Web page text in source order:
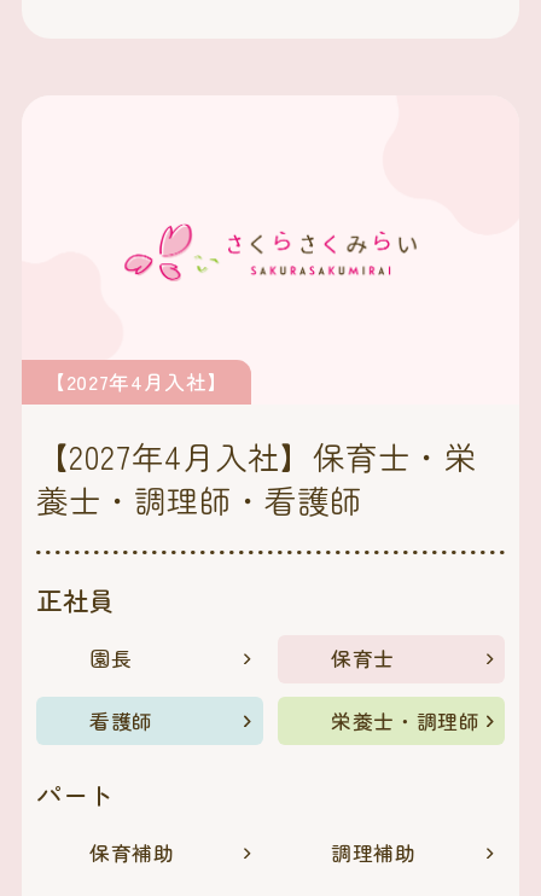
【2027年4月入社】
【2027年4月入社】保育士・栄
養士・調理師・看護師
正社員
園長 保育士
看護師 栄養士・調理師
パート
保育補助 調理補助